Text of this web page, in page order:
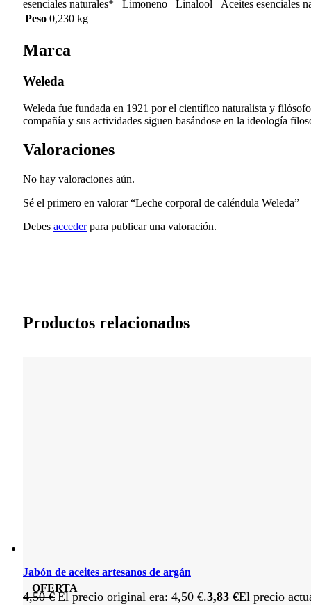
esenciales naturales* Limoneno Linalool Aceites esenciales
Peso 0,230 kg
Marca
Weleda
Weleda fue fundada en 1921 por el científico naturalista y
compañía y sus actividades siguen basándose en la ideología
Valoraciones
No hay valoraciones aún.
Sé el primero en valorar “Leche corporal de caléndula Weleda”
Debes accederpara publicar una valoración.
Productos relacionados
OFERTA
Jabón de aceites artesanos de argán
4,50€ El precio original era: 4,50 €.3,83 €El precio